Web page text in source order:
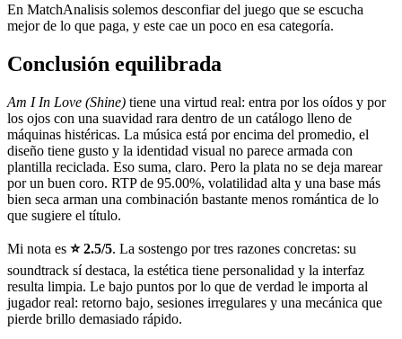
En MatchAnalisis solemos desconfiar del juego que se escucha
mejor de lo que paga, y este cae un poco en esa categoría.
Conclusión equilibrada
Am I In Love (Shine) tiene una virtud real: entra por los oídos y por
los ojos con una suavidad rara dentro de un catálogo lleno de
máquinas histéricas. La música está por encima del promedio, el
diseño tiene gusto y la identidad visual no parece armada con
plantilla reciclada. Eso suma, claro. Pero la plata no se deja marear
por un buen coro. RTP de 95.00%, volatilidad alta y una base más
bien seca arman una combinación bastante menos romántica de lo
que sugiere el título.
Mi nota es ⭐ 2.5/5. La sostengo por tres razones concretas: su
soundtrack sí destaca, la estética tiene personalidad y la interfaz
resulta limpia. Le bajo puntos por lo que de verdad le importa al
jugador real: retorno bajo, sesiones irregulares y una mecánica que
pierde brillo demasiado rápido.